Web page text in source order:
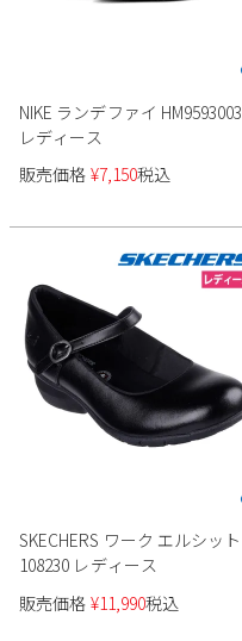
NIKE ランデファイ HM9593003
レディース
販売価格 ¥7,150税込
SKECHERS ワーク エルシット
108230 レディース
販売価格 ¥11,990税込